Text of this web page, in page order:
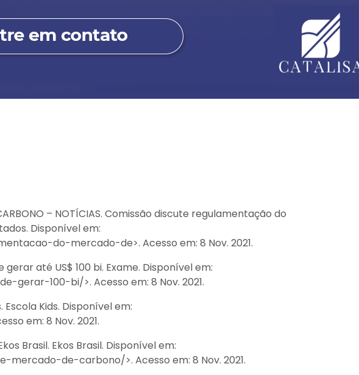
– NOTÍCIAS. Comissão discute regulamentação do
Disponível em:
do-mercado-de>. Acesso em: 8 Nov. 2021.
até US$ 100 bi. Exame. Disponível em:
100-bi/>. Acesso em: 8 Nov. 2021.
Kids. Disponível em:
em: 8 Nov. 2021.
Brasil. Ekos Brasil. Disponível em:
de-carbono/>. Acesso em: 8 Nov. 2021.